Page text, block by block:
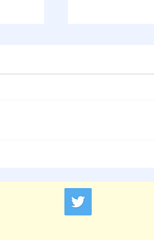
ャーナル』
せ